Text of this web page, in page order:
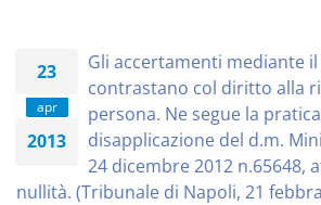
23
apr
2013
Gli accertamenti mediante
contrastano col diritto alla
persona. Ne segue la
disapplicazione del d.m.
24 dicembre 2012 n.65648,
nullità. (Tribunale di Napoli, 21